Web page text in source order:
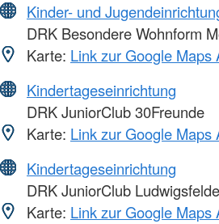
Kinder- und
DRK Besondere Wohnform
Karte: Link zur Google Maps
Kindertageseinrichtung
DRK JuniorClub 30Freunde
Karte: Link zur Google Maps
Kindertageseinrichtung
DRK JuniorClub Ludwigsfelde
Karte: Link zur Google Maps